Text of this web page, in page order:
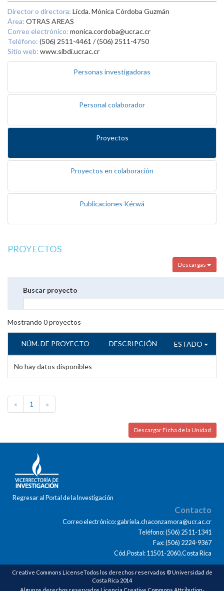
Director o directora: Licda. Mónica Córdoba Guzmán
Área: OTRAS AREAS
Correo electrónico: monica.cordoba@ucr.ac.cr
Teléfono: (506) 2511-4461 / (506) 2511-4750
Sitio web: www.sibdi.ucr.ac.cr
Personas investigadoras
Personal colaborador
Proyectos
Proyectos en colaboración
Publicaciones Kérwá
PROYECTOS
Descargas
Buscar proyecto
Mostrando 0proyectos
NÚM. DE PROYECTO DESCRIPCIÓN ESTADO
No hay datos disponibles
« 1 »
Descargar Ficha de la Unidad
Regresar al Portal de la Investigación
Contacto
Correo electrónico: gabriela.chaconzamora@ucr.ac.cr
Teléfono: (506) 2511-1341
Fax: (506) 2224-9367
Cód.Postal: 11501-2060,Costa Rica
Creative Commons LicenseTodos los derechos reservados © Universidad de
Costa Rica 2014